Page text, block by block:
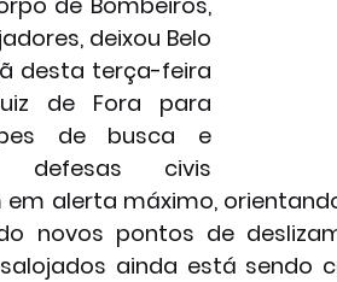
deixou Belo
desta terça-feira
de Fora para
de busca e
defesas civis
em alerta máximo,
novos pontos de
ainda está sendo